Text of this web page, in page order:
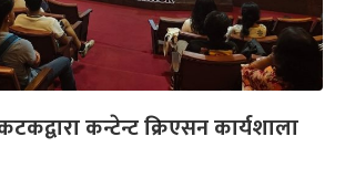
कन्टेन्ट क्रिएसन कार्यशाला